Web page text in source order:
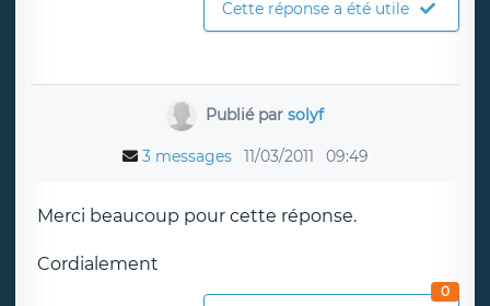
Cette réponse a été utile
Publié par solyf
3 messages 11/03/2011 09:49
Merci beaucoup pour cette réponse.
Cordialement
0